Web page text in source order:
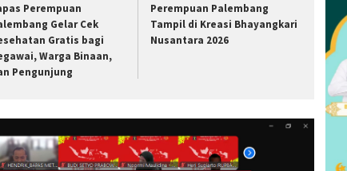
Perempuan
Gelar Cek
Gratis bagi
Warga Binaan,
Pengunjung
Perempuan Palembang
Tampil di Kreasi Bhayangkari
Nusantara 2026